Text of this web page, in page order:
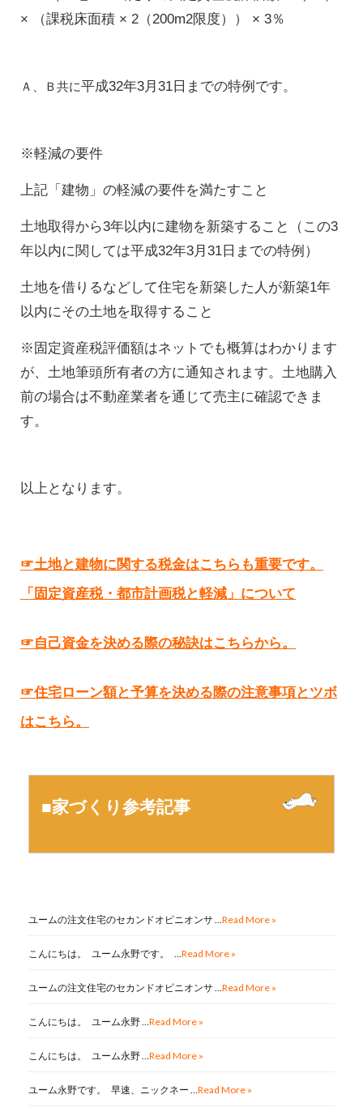
× （課税床面積 × 2（200m2限度）） × 3％
Ａ、Ｂ共に平成32年3月31日までの特例です。
※軽減の要件
上記「建物」の軽減の要件を満たすこと
土地取得から3年以内に建物を新築すること（この3
年以内に関しては平成32年3月31日までの特例）
土地を借りるなどして住宅を新築した人が新築1年
以内にその土地を取得すること
※固定資産税評価額はネットでも概算はわかります
が、土地筆頭所有者の方に通知されます。土地購入
前の場合は不動産業者を通じて売主に確認できま
す。
以上となります。
☞土地と建物に関する税金はこちらも重要です。
「固定資産税・都市計画税と軽減」について
☞自己資金を決める際の秘訣はこちらから。
☞住宅ローン額と予算を決める際の注意事項とツボ
はこちら。
■家づくり参考記事
ユームの注文住宅のセカンドオピニオンサ … Read More »
こんにちは。 ユーム永野です。 … Read More »
ユームの注文住宅のセカンドオピニオンサ … Read More »
こんにちは。 ユーム永野 … Read More »
こんにちは。 ユーム永野 … Read More »
ユーム永野です。 早速、ニックネー … Read More »